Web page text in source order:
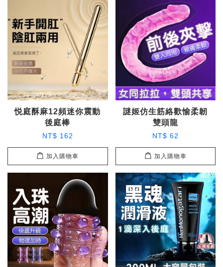
悦庭酥麻12頻迷你震動
後庭棒
NT$ 162
加入購物車
謎姬仿生筋絡歡愉柔韌
雙頭龍
NT$ 62
加入購物車